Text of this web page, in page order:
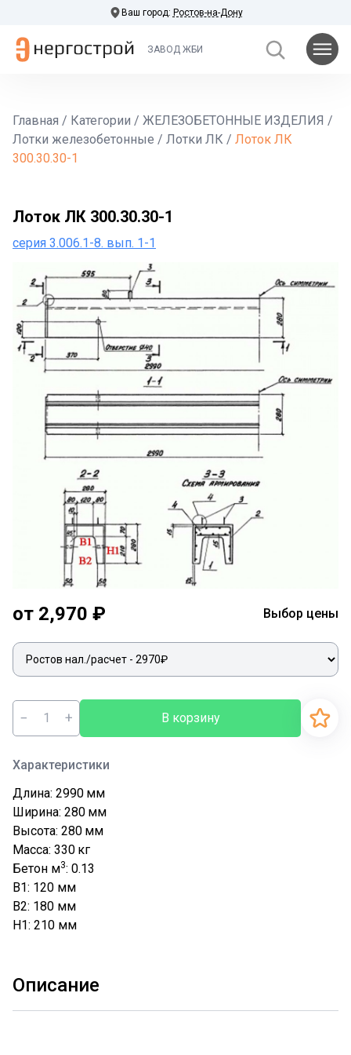
Ваш город: Ростов-на-Дону
ЗАВОД ЖБИ
Главная / Категории / ЖЕЛЕЗОБЕТОННЫЕ ИЗДЕЛИЯ /
Лотки железобетонные / Лотки ЛК / Лоток ЛК
300.30.30-1
Лоток ЛК 300.30.30-1
серия 3.006.1-8. вып. 1-1
от 2,970 ₽ Выбор цены
− + В корзину
Характеристики
Длина: 2990 мм
Ширина: 280 мм
Высота: 280 мм
Масса: 330 кг
Бетон м3: 0.13
B1: 120 мм
B2: 180 мм
H1: 210 мм
Описание